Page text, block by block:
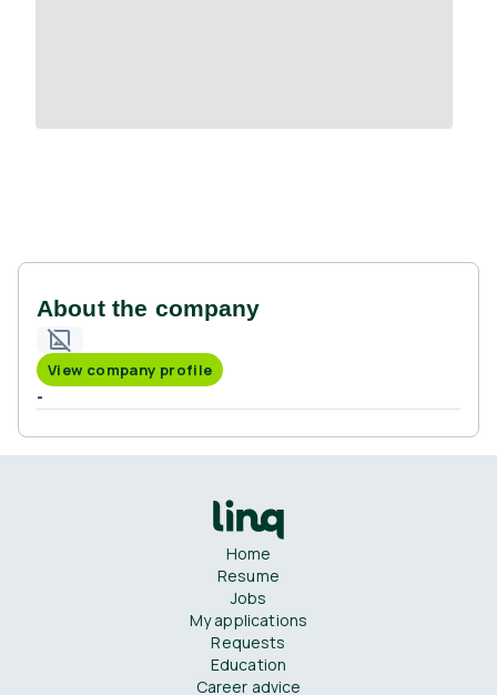
About the company
View company profile
-
Home
Resume
Jobs
My applications
Requests
Education
Career advice